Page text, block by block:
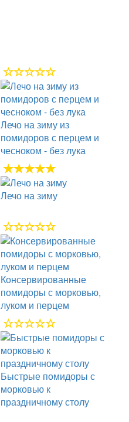
Лечо на зиму из
помидоров с перцем и
чесноком - без лука
Лечо на зиму
Консервированные
помидоры с морковью,
луком и перцем
Быстрые помидоры с
морковью к
праздничному столу